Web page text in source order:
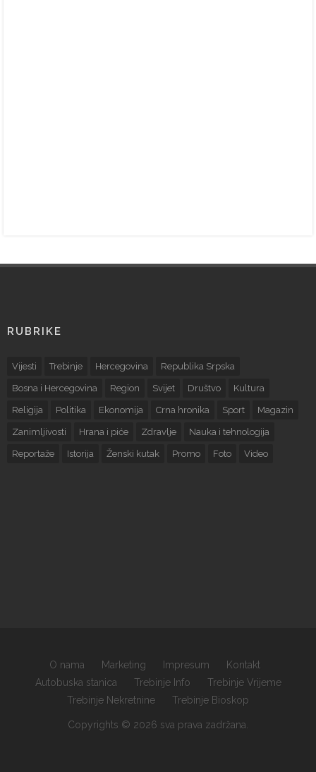
RUBRIKE
Vijesti Trebinje Hercegovina Republika Srpska
Bosna i Hercegovina Region Svijet Društvo Kultura
Religija Politika Ekonomija Crna hronika Sport Magazin
Zanimljivosti Hrana i piće Zdravlje Nauka i tehnologija
Reportaže Istorija Ženski kutak Promo Foto Video
O nama Marketing Impresum
Kontakt
Autobuska stanica
Trebinje Info
Trebinje Vrijeme
Trebinje Nekretnine
Trebinje Bioskop
Copyrights © 2026 sva prava zadržana.